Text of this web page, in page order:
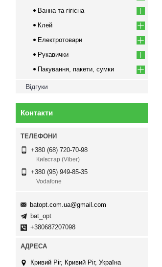
Ванна та гігієна
Клей
Електротовари
Рукавички
Пакування, пакети, сумки
Відгуки
Контакти
+380 (68) 720-70-98
Київстар (Viber)
+380 (95) 949-85-35
Vodafone
batopt.com.ua@gmail.com
bat_opt
+380687207098
Кривий Ріг, Кривий Ріг, Україна